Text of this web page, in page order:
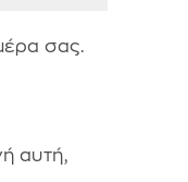
σας.
αυτή,